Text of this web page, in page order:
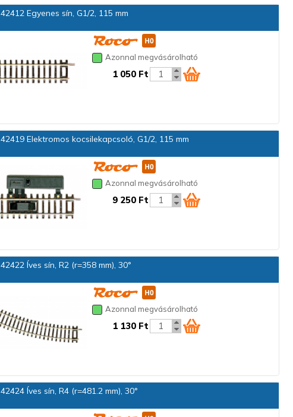
42412 Egyenes sín, G1/2, 115 mm
Azonnal megvásárolható
1 050 Ft
42419 Elektromos kocsilekapcsoló, G1/2, 115 mm
Azonnal megvásárolható
9 250 Ft
42422 Íves sín, R2 (r=358 mm), 30°
Azonnal megvásárolható
1 130 Ft
42424 Íves sín, R4 (r=481.2 mm), 30°